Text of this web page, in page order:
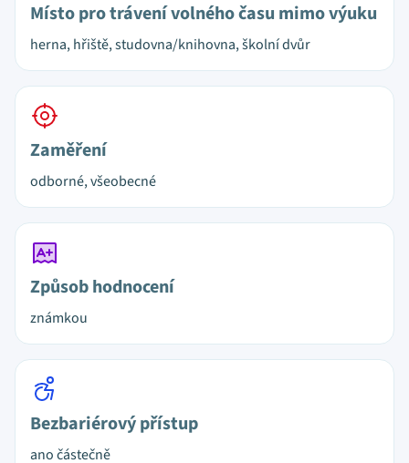
Místo pro trávení volného času mimo výuku
herna, hřiště, studovna/knihovna, školní dvůr
Zaměření
odborné, všeobecné
Způsob hodnocení
známkou
Bezbariérový přístup
ano částečně